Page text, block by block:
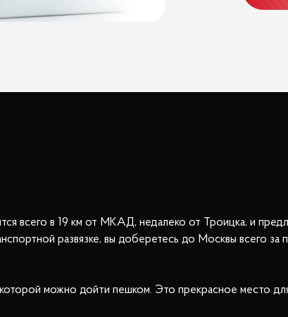
всего в 19 км от МКАД, недалеко от Троицка, и
развязке, вы доберетесь до Москвы всего
можно дойти пешком. Это прекрасное место
подключен к электросети с мощностью 15 кВт,